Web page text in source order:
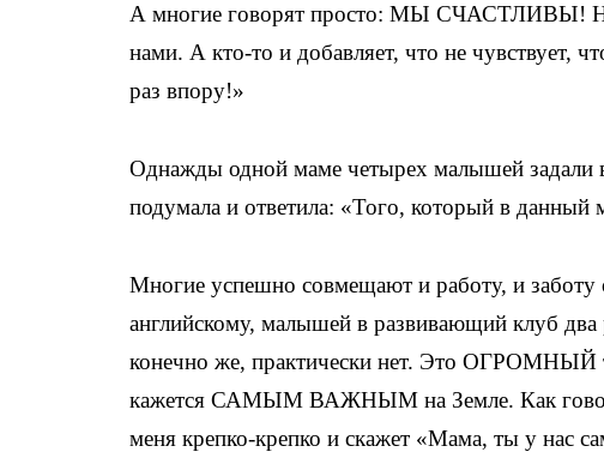
А многие говорят просто: МЫ СЧАСТЛИВЫ!
нами. А кто-то и добавляет, что не чувствует,
раз впору!»
Однажды одной маме четырех малышей
подумала и ответила: «Того, который в данный
Многие успешно совмещают и работу, и заботу
английскому, малышей в развивающий клуб два
конечно же, практически нет. Это ОГРОМНЫЙ
кажется САМЫМ ВАЖНЫМ на Земле. Как
меня крепко-крепко и скажет «Мама, ты у нас